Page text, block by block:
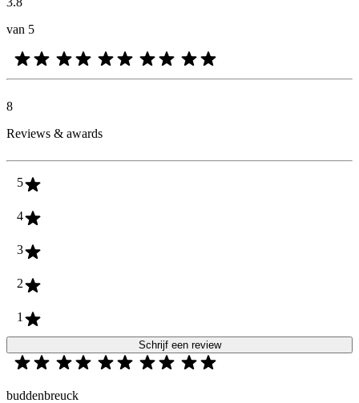
van 5
8
Reviews & awards
5
4
3
2
1
Schrijf een review
buddenbreuck